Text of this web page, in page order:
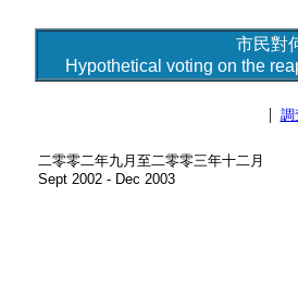
市民對
Hypothetical voting on the
| 調
二零零二年九月至二零零三年十二月
Sept 2002 - Dec 2003